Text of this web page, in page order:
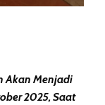
Akan Menjadi
2025, Saat